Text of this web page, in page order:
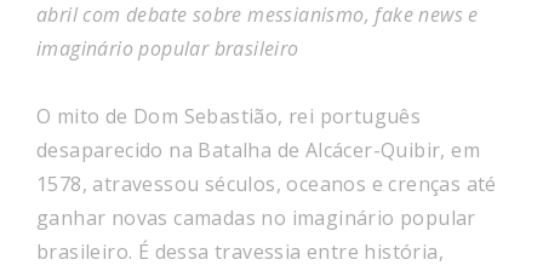
abril com debate sobre messianismo, fake news e
imaginário popular brasileiro
O mito de Dom Sebastião, rei português
desaparecido na Batalha de Alcácer-Quibir, em
1578, atravessou séculos, oceanos e crenças até
ganhar novas camadas no imaginário popular
brasileiro. É dessa travessia entre história,